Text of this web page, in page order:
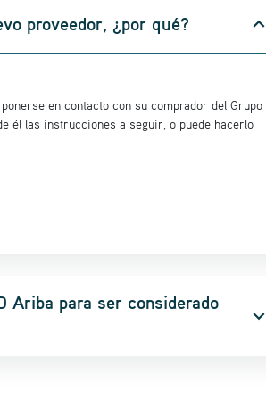
proveedor, ¿por qué? expand_more
en contacto con su comprador del Grupo
él las instrucciones a seguir, o puede hacerlo
Ariba para ser considerado
expand_more